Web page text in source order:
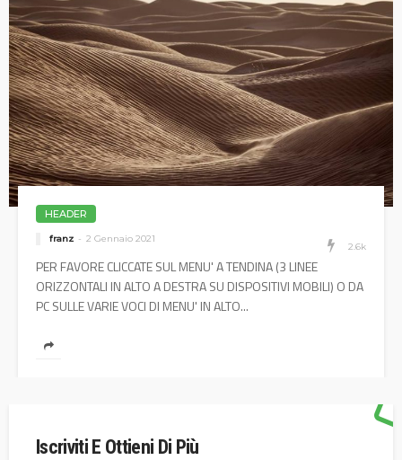
HEADER
franz 2 Gennaio 2021
2.6k
PER FAVORE CLICCATE SUL MENU' A TENDINA (3 LINEE
ORIZZONTALI IN ALTO A DESTRA SU DISPOSITIVI MOBILI) O DA
PC SULLE VARIE VOCI DI MENU' IN ALTO...
Iscriviti E Ottieni Di Più